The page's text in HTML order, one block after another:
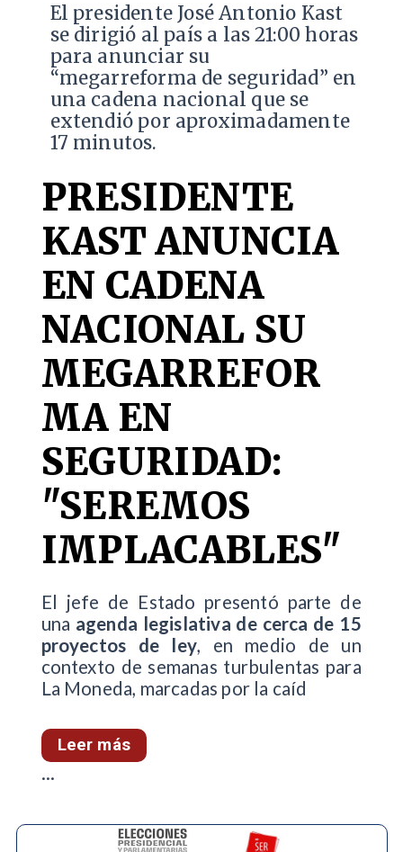
El presidente José Antonio Kast
se dirigió al país a las 21:00 horas
para anunciar su
“megarreforma de seguridad” en
una cadena nacional que se
extendió por aproximadamente
17 minutos.
PRESIDENTE
KAST ANUNCIA
EN CADENA
NACIONAL SU
MEGARREFOR
MA EN
SEGURIDAD:
"SEREMOS
IMPLACABLES"
El jefe de Estado presentó parte de
una agenda legislativa de cerca de 15
proyectos de ley, en medio de un
contexto de semanas turbulentas para
La Moneda, marcadas por la caíd
Leer más
...